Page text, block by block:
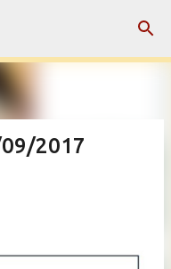
principal
2017